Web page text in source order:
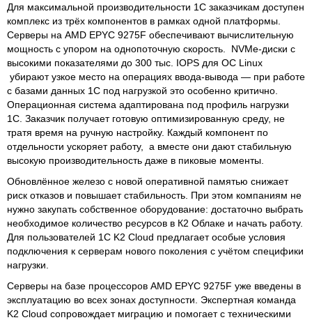
Для максимальной производительности 1С заказчикам доступен
комплекс из трёх компонентов в рамках одной платформы.
Серверы на AMD EPYC 9275F обеспечивают вычислительную
мощность с упором на однопоточную скорость. NVMe-диски с
высокими показателями до 300 тыс. IOPS для ОС Linux
убирают узкое место на операциях ввода-вывода — при работе
с базами данных 1С под нагрузкой это особенно критично.
Операционная система адаптирована под профиль нагрузки
1С. Заказчик получает готовую оптимизированную среду, не
тратя время на ручную настройку. Каждый компонент по
отдельности ускоряет работу, а вместе они дают стабильную
высокую производительность даже в пиковые моменты.
Обновлённое железо с новой оперативной памятью снижает
риск отказов и повышает стабильность. При этом компаниям не
нужно закупать собственное оборудование: достаточно выбрать
необходимое количество ресурсов в К2 Облаке и начать работу.
Для пользователей 1С K2 Cloud предлагает особые условия
подключения к серверам нового поколения с учётом специфики
нагрузки.
Серверы на базе процессоров AMD EPYC 9275F уже введены в
эксплуатацию во всех зонах доступности. Экспертная команда
K2 Cloud сопровождает миграцию и помогает с техническими